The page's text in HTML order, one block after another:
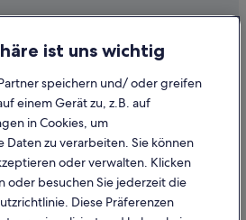
von Inhalten
ist uns wichtig
speichern und/ oder greifen
einem Gerät zu, z.B. auf
in Cookies, um
Daten zu verarbeiten. Sie können
oder verwalten. Klicken
oder besuchen Sie jederzeit die
Diese Präferenzen